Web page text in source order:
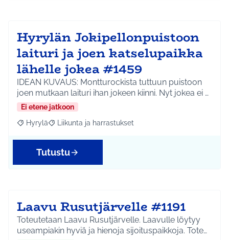
Hyrylän Jokipellonpuistoon
laituri ja joen katselupaikka
lähelle jokea #1459
IDEAN KUVAUS: Montturockista tuttuun puistoon
joen mutkaan laituri ihan jokeen kiinni. Nyt jokea ei …
Ei etene jatkoon
Rajaa tulokset aihepiirin mukaan: Hyrylä
Hyrylä Rajaa tulokset teeman mukaan: Liikunta ja
Liikunta ja harrastukset
Tutustu
Laavu Rusutjärvelle #1191
Toteutetaan Laavu Rusutjärvelle. Laavulle löytyy
useampiakin hyviä ja hienoja sijoituspaikkoja. Tote…